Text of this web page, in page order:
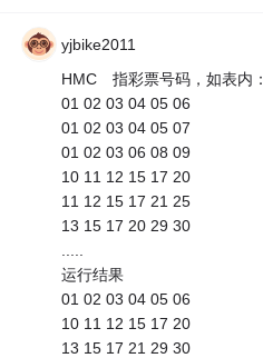
yjbike2011
HMC 指彩票号码，如表内：
01 02 03 04 05 06
01 02 03 04 05 07
01 02 03 06 08 09
10 11 12 15 17 20
11 12 15 17 21 25
13 15 17 20 29 30
运行结果
01 02 03 04 05 06
10 11 12 15 17 20
13 15 17 21 29 30